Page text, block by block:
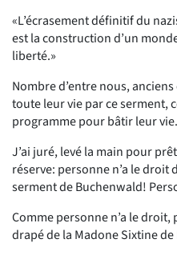
«L’écrasement définitif du
est la construction d’un
liberté.»
Nombre d’entre nous,
toute leur vie par ce serment,
programme pour bâtir leur vie.
J’ai juré, levé la main pour
réserve: personne n’a le droit
serment de Buchenwald!
Comme personne n’a le
drapé de la Madone Sixtine de